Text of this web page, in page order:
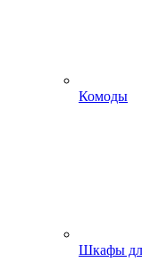
Комоды
Шкафы